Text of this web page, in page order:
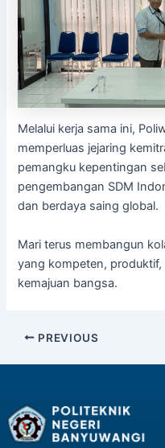
Melalui kerja sama ini,
memperluas jejaring
pemangku kepentingan
pengembangan SDM
dan berdaya saing global.
Mari terus membangun
yang kompeten,
kemajuan bangsa.
PREVIOUS